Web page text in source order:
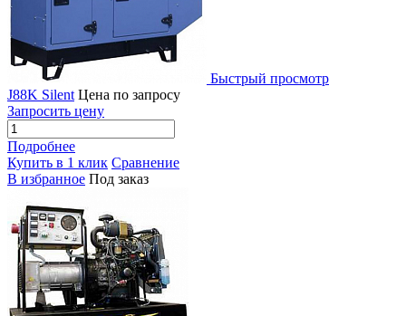
Быстрый просмотр
J88K Silent Цена по запросу
Запросить цену
Подробнее
Купить в 1 клик Сравнение
В избранное Под заказ